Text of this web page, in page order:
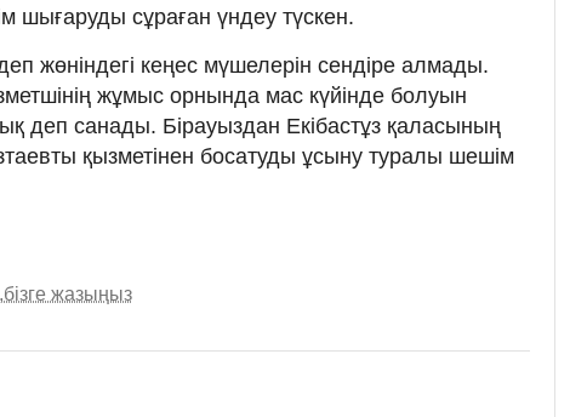
шығаруды сұраған үндеу түскен.
жөніндегі кеңес мүшелерін сендіре алмады.
жұмыс орнында мас күйінде болуын
деп санады. Бірауыздан Екібастұз қаласының
қызметінен босатуды ұсыну туралы шешім
бізге жазыңыз